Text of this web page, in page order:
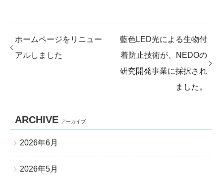
ホームページをリニュー
アルしました
藍色LED光による生物付
着防止技術が、NEDOの
研究開発事業に採択され
ました。
ARCHIVE アーカイブ
2026年6月
2026年5月